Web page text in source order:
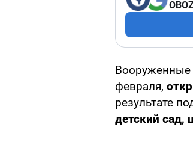
Вооруженные
февраля,
результате
детский